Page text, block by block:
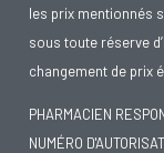
les prix mentionnés
sous toute réserve
changement de prix
PHARMACIEN
NUMÉRO